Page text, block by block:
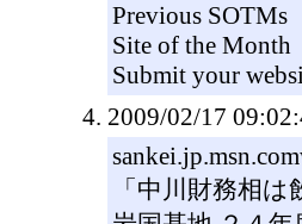
Previous SOTMs
Site of the Month
Submit your
2009/02/17
「中川財務相